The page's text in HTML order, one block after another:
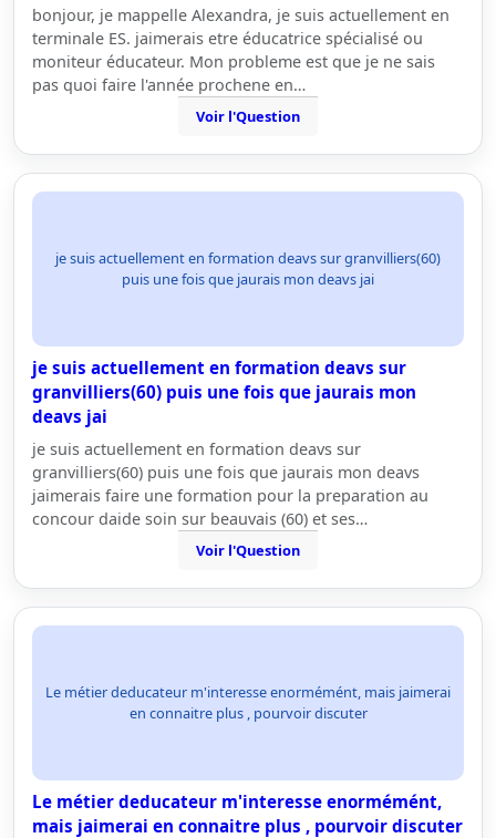
bonjour, je mappelle Alexandra, je suis actuellement en
terminale ES. jaimerais etre éducatrice spécialisé ou
moniteur éducateur. Mon probleme est que je ne sais
pas quoi faire l'année prochene en…
Voir l'Question
je suis actuellement en formation deavs sur granvilliers(60)
puis une fois que jaurais mon deavs jai
je suis actuellement en formation deavs sur
granvilliers(60) puis une fois que jaurais mon
deavs jai
je suis actuellement en formation deavs sur
granvilliers(60) puis une fois que jaurais mon deavs
jaimerais faire une formation pour la preparation au
concour daide soin sur beauvais (60) et ses…
Voir l'Question
Le métier deducateur m'interesse enormémént, mais jaimerai
en connaitre plus , pourvoir discuter
Le métier deducateur m'interesse enormémént,
mais jaimerai en connaitre plus , pourvoir discuter